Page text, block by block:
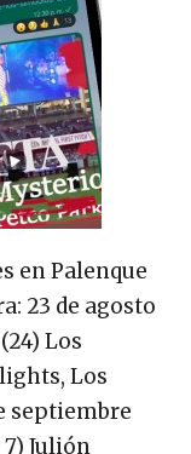
en Palenque
23 de agosto
Los
Los
septiembre
Julión